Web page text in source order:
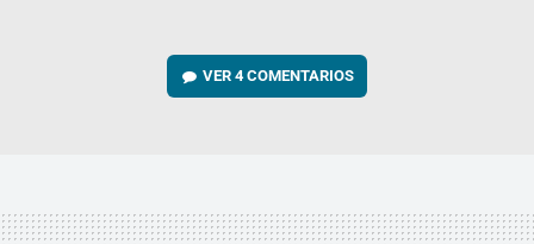
VER4 COMENTARIOS